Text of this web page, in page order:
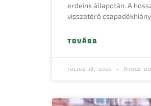
erdeink állapotán. A
visszatérő
TOVÁBB
július 18, 2026 Nincs